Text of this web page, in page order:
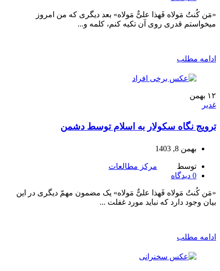
«مَن کُنتُ مَولاه فَهذا علىٌّ مَولاه» بعد دیگری که من امروز
میخواستم قدری روی آن تکیه کنم، کلمه و...
ادامه مطلب
۱۲ بهمن
غدیر
ترویج نگاه سکولار به اسلام توسط دشمن
بهمن 8, 1403
توسط
مرکز مطالعات
0 دیدگاه
«مَن کُنتُ مَولاه فَهذا علىٌّ مَولاه» یک مضمون مهمّ دیگرى در این
بیان وجود دارد که نباید مورد غفلت ...
ادامه مطلب